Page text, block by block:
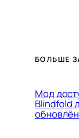
БОЛЬШЕ
Мод
Blindfold